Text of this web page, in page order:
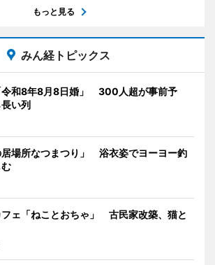
もっと見る
みん経トピックス
令和8年8月8日婚」 300人超が事前予
い列
場所なつまつり」 浴衣姿でヨーヨー釣
フェ「ねことおちゃ」 古民家改築、猫と